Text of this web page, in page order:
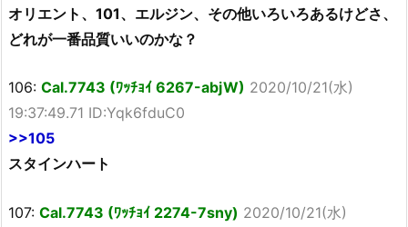
オリエント、101、エルジン、その他いろいろあるけどさ、
どれが一番品質いいのかな？
106: Cal.7743 (ﾜｯﾁｮｲ 6267-abjW) 2020/10/21(水)
19:37:49.71 ID:Yqk6fduC0
>>105
スタインハート
107: Cal.7743 (ﾜｯﾁｮｲ 2274-7sny) 2020/10/21(水)